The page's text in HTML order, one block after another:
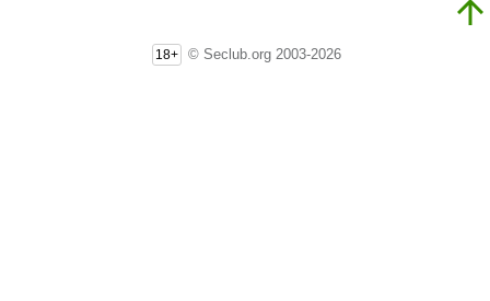
18+ © Seclub.org 2003-2026